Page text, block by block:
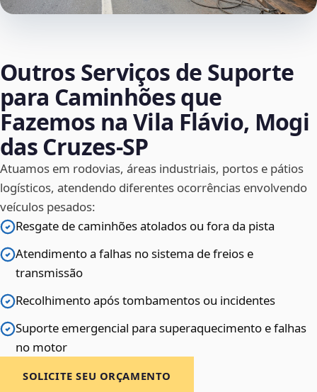
Outros Serviços de Suporte
para Caminhões que
Fazemos na Vila Flávio, Mogi
das Cruzes‑SP
Atuamos em rodovias, áreas industriais, portos e pátios
logísticos, atendendo diferentes ocorrências envolvendo
veículos pesados:
Resgate de caminhões atolados ou fora da pista
Atendimento a falhas no sistema de freios e
transmissão
Recolhimento após tombamentos ou incidentes
Suporte emergencial para superaquecimento e falhas
no motor
SOLICITE SEU ORÇAMENTO